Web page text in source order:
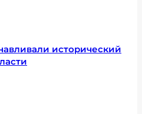
исторический